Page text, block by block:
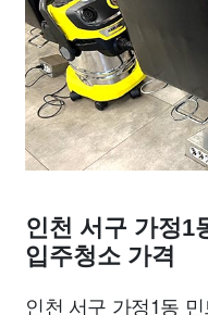
인천 서구 가정1
입주청소 가격
인천 서구 가정1동